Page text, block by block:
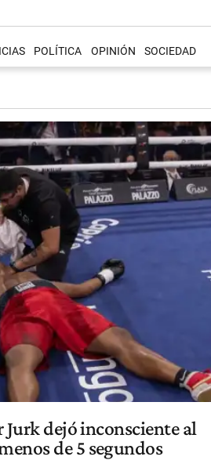
POLÍTICA OPINIÓN SOCIEDAD
dejó inconsciente al
de 5 segundos